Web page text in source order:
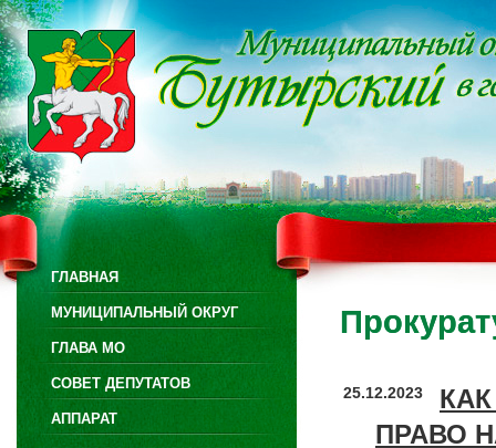
ГЛАВНАЯ
МУНИЦИПАЛЬНЫЙ ОКРУГ
ГЛАВА МО
СОВЕТ ДЕПУТАТОВ
АППАРАТ
25.12.2023
ПРАВО